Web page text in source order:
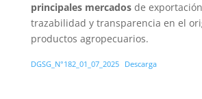
principales mercadosde
trazabilidad y transparencia en el
productos agropecuarios.
DGSG_N°182_01_07_2025 Descarga